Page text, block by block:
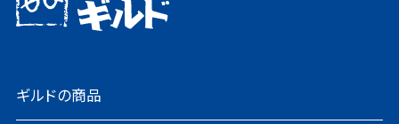
ギルドの商品